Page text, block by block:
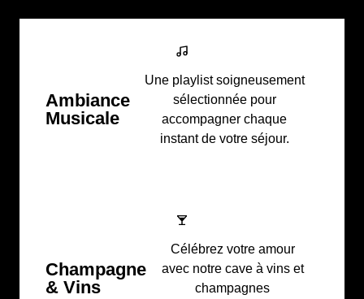
Ambiance
Musicale
Une playlist soigneusement
sélectionnée pour
accompagner chaque
instant de votre séjour.
Champagne
& Vins
Célébrez votre amour
avec notre cave à vins et
champagnes